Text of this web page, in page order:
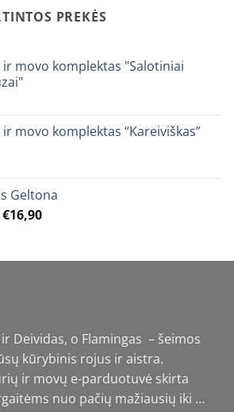
through
€25,90
PREKĖS
ir movo komplektas "Salotiniai
movo komplektas “Kareiviškas”
Geltona
€16,90Price
through
Deividas, o Flamingas – šeimos
kūrybinis rojus ir aistra.
ir movų e-parduotuvė skirta
nuo pačių mažiausių iki …